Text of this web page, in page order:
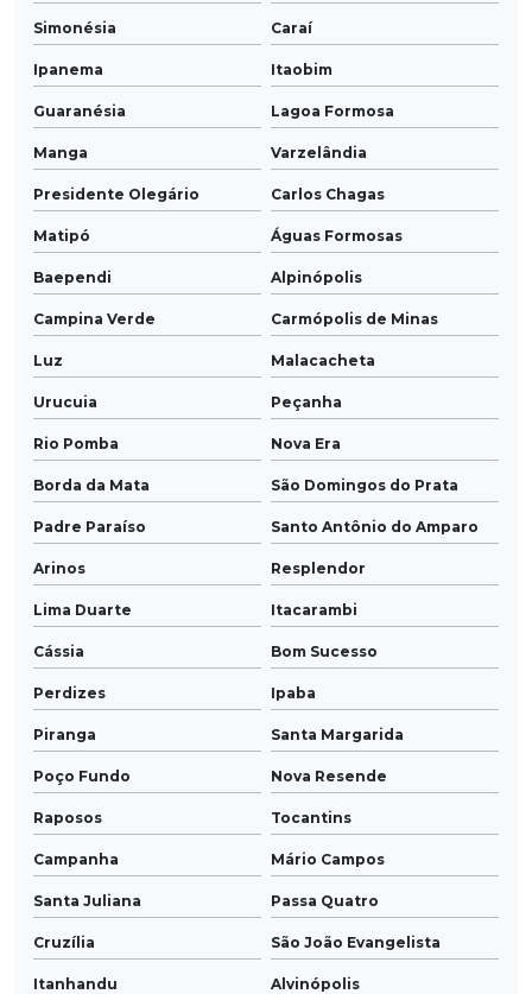
Simonésia Caraí
Ipanema Itaobim
Guaranésia Lagoa Formosa
Manga Varzelândia
Presidente Olegário Carlos Chagas
Matipó Águas Formosas
Baependi Alpinópolis
Campina Verde Carmópolis de Minas
Luz Malacacheta
Urucuia Peçanha
Rio Pomba Nova Era
Borda da Mata São Domingos do Prata
Padre Paraíso Santo Antônio do Amparo
Arinos Resplendor
Lima Duarte Itacarambi
Cássia Bom Sucesso
Perdizes Ipaba
Piranga Santa Margarida
Poço Fundo Nova Resende
Raposos Tocantins
Campanha Mário Campos
Santa Juliana Passa Quatro
Cruzília São João Evangelista
Itanhandu Alvinópolis